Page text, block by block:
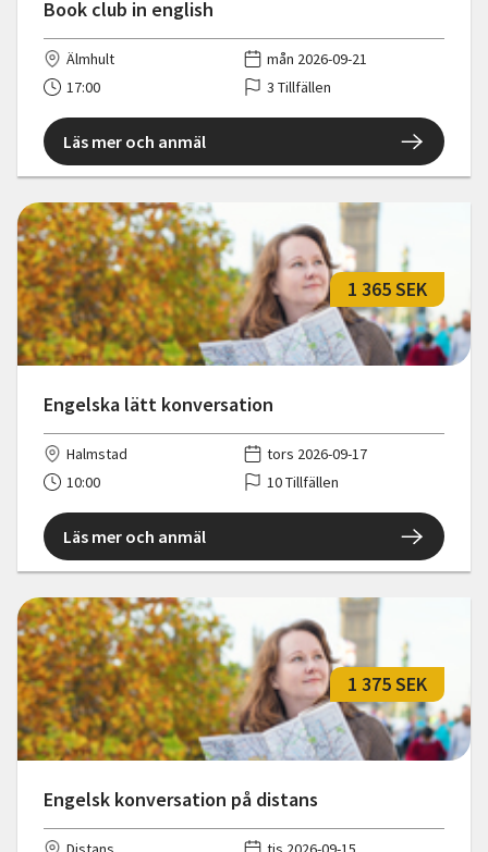
Book club in english
Älmhult
mån 2026-09-21
17:00
3 Tillfällen
Läs mer och anmäl
Engelska lätt konversation
1 365 SEK
Halmstad
tors 2026-09-17
10:00
10 Tillfällen
Läs mer och anmäl
Engelsk konversation på distans
1 375 SEK